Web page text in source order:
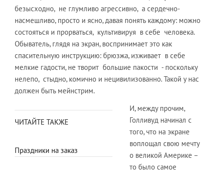
безысходно, не глумливо агрессивно, а сердечно-
насмешливо, просто и ясно, давая понять каждому: можно
состояться и прорваться, культивируя в себе человека.
Обыватель, глядя на экран, воспринимает это как
спасительную инструкцию: брюзжа, изживает в себе
мелкие гадости, не творит большие пакости - поскольку
нелепо, стыдно, комично и нецивилизованно. Такой у нас
должен быть мейнстрим.
ЧИТАЙТЕ ТАКЖЕ
Праздники на заказ
И, между прочим,
Голливуд начинал с
того, что на экране
воплощал свою мечту
о великой Америке –
то было самое